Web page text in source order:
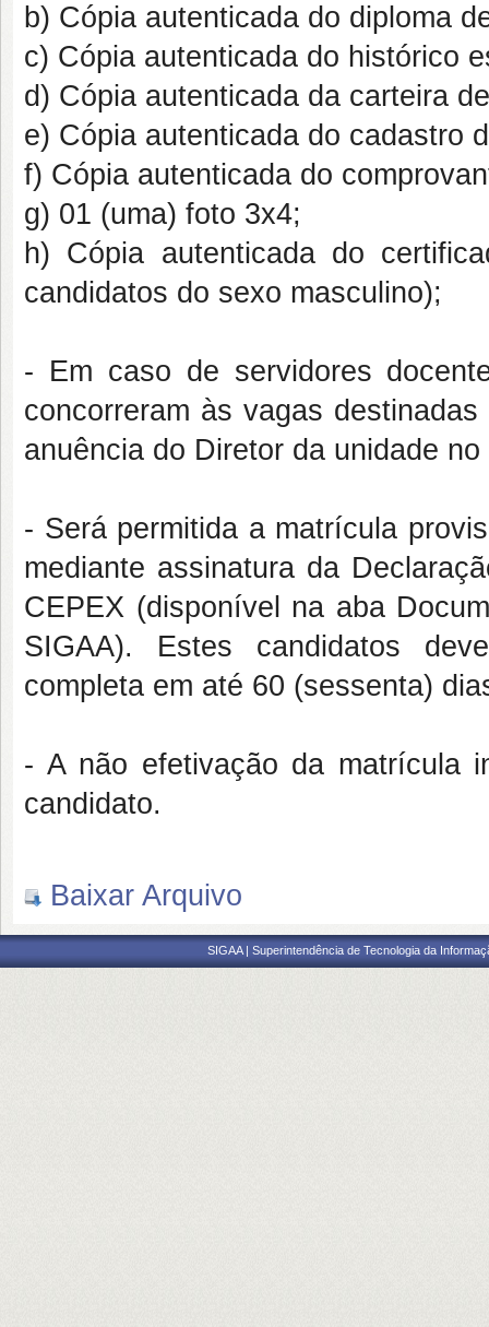
b) Cópia autenticada do diploma
c) Cópia autenticada do histórico
d) Cópia autenticada da carteira
e) Cópia autenticada do cadastro
f) Cópia autenticada do
g) 01 (uma) foto 3x4;
h) Cópia autenticada do
candidatos do sexo masculino);
- Em caso de servidores
concorreram às vagas
anuência do Diretor da unidade
- Será permitida a matrícula
mediante assinatura da
CEPEX (disponível na aba
SIGAA). Estes candidatos
completa em até 60 (sessenta)
- A não efetivação da matrícula
candidato.
Baixar Arquivo
SIGAA | Superintendência de Tecnologia da